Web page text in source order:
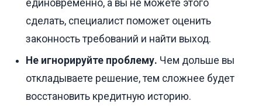
единовременно, а вы не можете этого
сделать, специалист поможет оценить
законность требований и найти выход.
Не игнорируйте проблему. Чем дольше вы
откладываете решение, тем сложнее будет
восстановить кредитную историю.